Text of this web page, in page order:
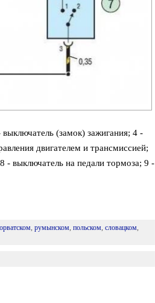
(замок) зажигания; 4 -
двигателем и трансмиссией;
- выключатель на педали тормоза; 9 -
, румынском, польском, словацком,